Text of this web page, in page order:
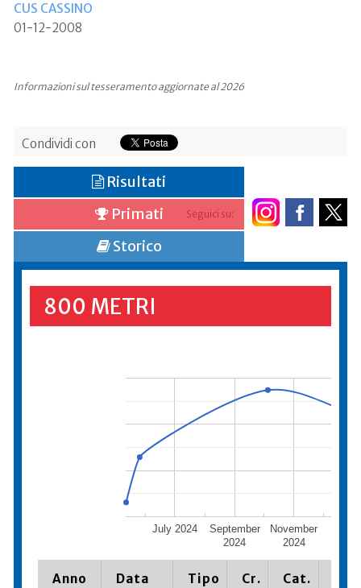
CUS CASSINO
01-12-2008
Informazioni sul tesseramento aggiornate al 2026
Condividi con
Seguici su:
Risultati
Primati
Storico
800 METRI
July 2024
September
2024
November
2024
Anno Data Tipo Cr. Cat.